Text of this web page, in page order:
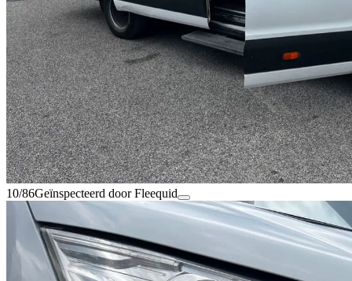
10/86Geïnspecteerd door Fleequid